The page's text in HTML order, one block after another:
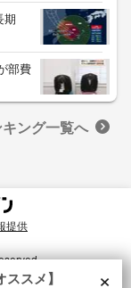
期
部費
ング一覧へ
提供
ンツや広告配信を提供する
×
ススメ】